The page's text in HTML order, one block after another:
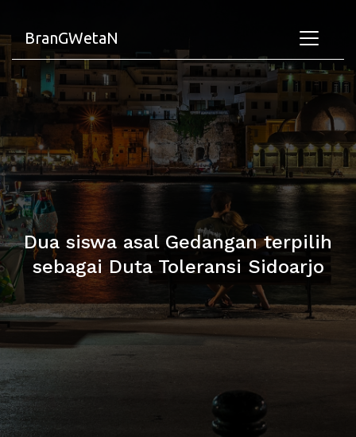
BranGWetaN
Dua siswa asal Gedangan terpilih
sebagai Duta Toleransi Sidoarjo